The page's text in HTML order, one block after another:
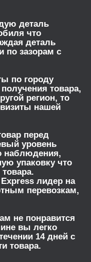
деталь
что
деталь
по зазорам с
по городу
товара,
регион, то
нашей
перед
уровень
наблюдения,
упаковку что
лидер на
перевозкам,
не понравится
вы легко
14 дней с
товара.